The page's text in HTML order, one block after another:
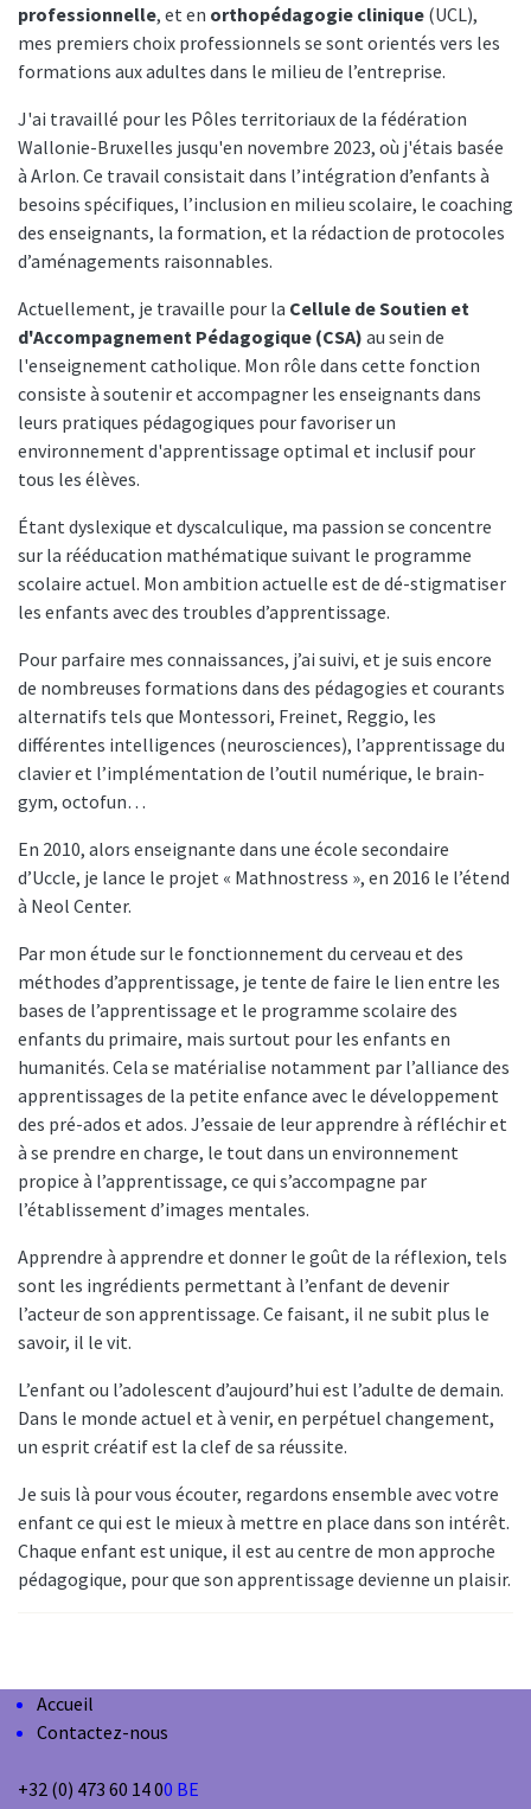
professionnelle, et en orthopédagogie clinique (UCL),
mes premiers choix professionnels se sont orientés vers les
formations aux adultes dans le milieu de l’entreprise.
J'ai travaillé pour les Pôles territoriaux de la fédération
Wallonie-Bruxelles jusqu'en novembre 2023, où j'étais basée
à Arlon. Ce travail consistait dans l’intégration d’enfants à
besoins spécifiques, l’inclusion en milieu scolaire, le coaching
des enseignants, la formation, et la rédaction de protocoles
d’aménagements raisonnables.
Actuellement, je travaille pour la Cellule de Soutien et
d'Accompagnement Pédagogique (CSA) au sein de
l'enseignement catholique. Mon rôle dans cette fonction
consiste à soutenir et accompagner les enseignants dans
leurs pratiques pédagogiques pour favoriser un
environnement d'apprentissage optimal et inclusif pour
tous les élèves.
Étant dyslexique et dyscalculique, ma passion se concentre
sur la rééducation mathématique suivant le programme
scolaire actuel. Mon ambition actuelle est de dé-stigmatiser
les enfants avec des troubles d’apprentissage.
Pour parfaire mes connaissances, j’ai suivi, et je suis encore
de nombreuses formations dans des pédagogies et courants
alternatifs tels que Montessori, Freinet, Reggio, les
différentes intelligences (neurosciences), l’apprentissage du
clavier et l’implémentation de l’outil numérique, le brain-
gym, octofun…
En 2010, alors enseignante dans une école secondaire
d’Uccle, je lance le projet « Mathnostress », en 2016 le l’étend
à Neol Center.
Par mon étude sur le fonctionnement du cerveau et des
méthodes d’apprentissage, je tente de faire le lien entre les
bases de l’apprentissage et le programme scolaire des
enfants du primaire, mais surtout pour les enfants en
humanités. Cela se matérialise notamment par l’alliance des
apprentissages de la petite enfance avec le développement
des pré-ados et ados. J’essaie de leur apprendre à réfléchir et
à se prendre en charge, le tout dans un environnement
propice à l’apprentissage, ce qui s’accompagne par
l’établissement d’images mentales.
Apprendre à apprendre et donner le goût de la réflexion, tels
sont les ingrédients permettant à l’enfant de devenir
l’acteur de son apprentissage. Ce faisant, il ne subit plus le
savoir, il le vit.
L’enfant ou l’adolescent d’aujourd’hui est l’adulte de demain.
Dans le monde actuel et à venir, en perpétuel changement,
un esprit créatif est la clef de sa réussite.
Je suis là pour vous écouter, regardons ensemble avec votre
enfant ce qui est le mieux à mettre en place dans son intérêt.
Chaque enfant est unique, il est au centre de mon approche
pédagogique, pour que son apprentissage devienne un plaisir.
Accueil
Contactez-nous
+32 (0) 473 60 14 00 BE